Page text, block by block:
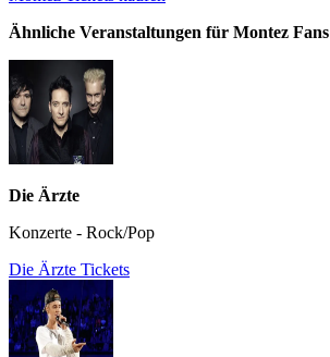
Ähnliche Veranstaltungen für Montez Fans
Die Ärzte
Konzerte - Rock/Pop
Die Ärzte Tickets